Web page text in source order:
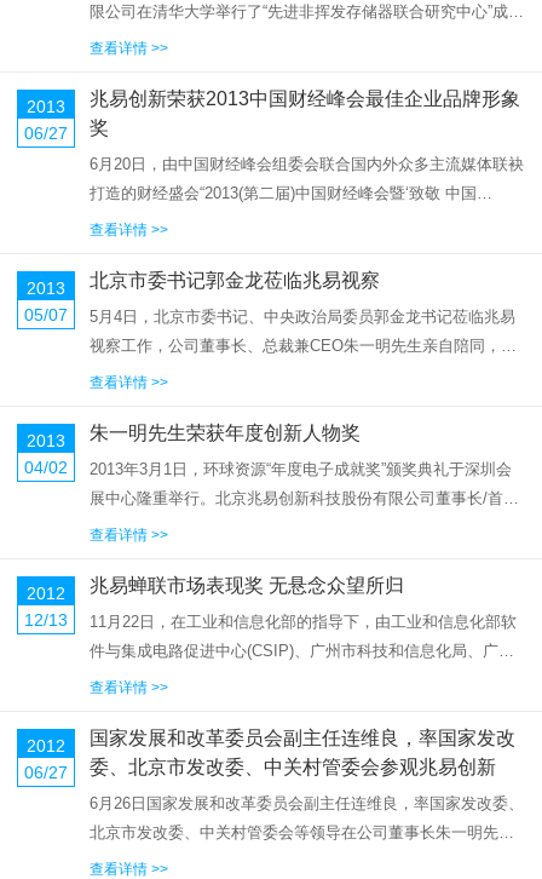
限公司在清华大学举行了“先进非挥发存储器联合研究中心”成立
大会。清华大学微电子所所长魏少军教授与北京兆易创新科技
揭牌。清华大学...
查看详情 >>
2013
06/27
兆易创新荣获2013中国财经峰会最佳企业品牌形象
奖
6月20日，由中国财经峰会组委会联合国内外众多主流媒体联袂
打造的财经盛会“2013(第二届)中国财经峰会暨‘致敬 中国
梦’2013品牌盛典”召开，兆易创新凭借国际化的影响力，为全球
查看详情 >>
2013
05/07
北京市委书记郭金龙莅临兆易视察
5月4日，北京市委书记、中央政治局委员郭金龙书记莅临兆易
视察工作，公司董事长、总裁兼CEO朱一明先生亲自陪同，郭
书记对兆易所做出的成就表示赞许，并亲切慰问了研发第一线
业走上国际化道路。...
查看详情 >>
2013
04/02
朱一明先生荣获年度创新人物奖
2013年3月1日，环球资源“年度电子成就奖”颁奖典礼于深圳会
展中心隆重举行。北京兆易创新科技股份有限公司董事长/首席
执行官兼总裁朱一明先生获颁本届的“年度创新人物奖”。朱一明
查看详情 >>
2012
12/13
兆易蝉联市场表现奖 无悬念众望所归
11月22日，在工业和信息化部的指导下，由工业和信息化部软
件与集成电路促进中心(CSIP)、广州市科技和信息化局、广州
市番禺区人民政府、国家数字家庭应用示范产业基地和广州国
成电路产业...
查看详情 >>
2012
06/27
国家发展和改革委员会副主任连维良，率国家发改
委、北京市发改委、中关村管委会参观兆易创新
6月26日国家发展和改革委员会副主任连维良，率国家发改委、
北京市发改委、中关村管委会等领导在公司董事长朱一明先生
和公司其他领导人的陪同下参观了北京兆易创新科技有限公
查看详情 >>